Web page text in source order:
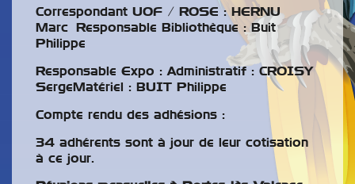
Correspondant UOF / ROSE : HERNU
Marc Responsable Bibliothèque : Buit
Philippe
Responsable Expo : Administratif : CROISY
SergeMatériel : BUIT Philippe
Compte rendu des adhésions :
34 adhérents sont à jour de leur cotisation
à ce jour.